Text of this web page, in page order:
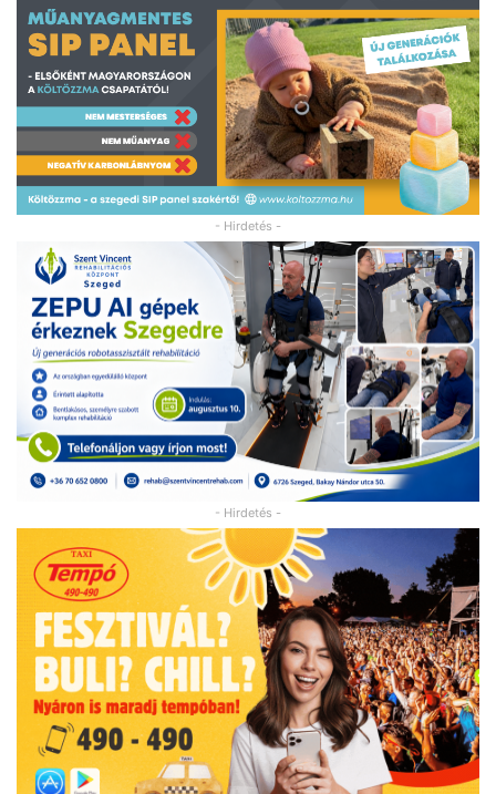
- Hirdetés -
- Hirdetés -